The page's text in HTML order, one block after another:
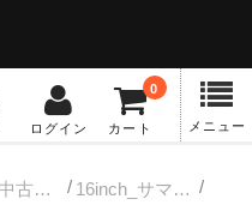
ログイン カート
0
メニュー
サマー中古タイヤホイール
16inch_サマー中古タイヤホイール